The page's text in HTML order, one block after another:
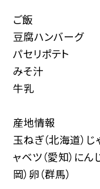
ご飯
豆腐ハンバーグ
パセリポテト
みそ汁
牛乳
産地情報
玉ねぎ（北海道）じ
ャベツ（愛知）にん
岡）卵（群馬）